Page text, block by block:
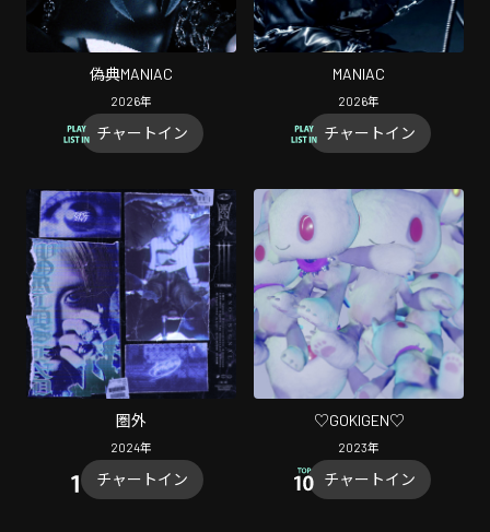
偽典MANIAC
2026年
チャートイン
MANIAC
2026年
チャートイン
圏外
2024年
チャートイン
♡GOKIGEN♡
2023年
チャートイン